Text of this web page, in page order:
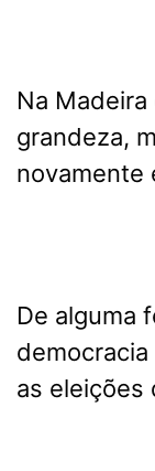
Na Madeira
grandeza,
novamente
De alguma
as eleições